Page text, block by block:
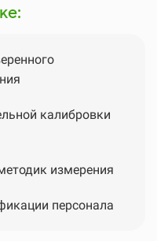
калибровки
измерения
персонала